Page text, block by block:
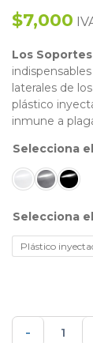
$7,000
Los
laterales de
plástico
inmune a
Plástico
-
4